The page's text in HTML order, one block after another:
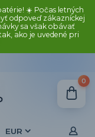
☀️ Počas letných
odpoveď zákazníckej
sa však obávať
ako je uvedené pri
EUR
0